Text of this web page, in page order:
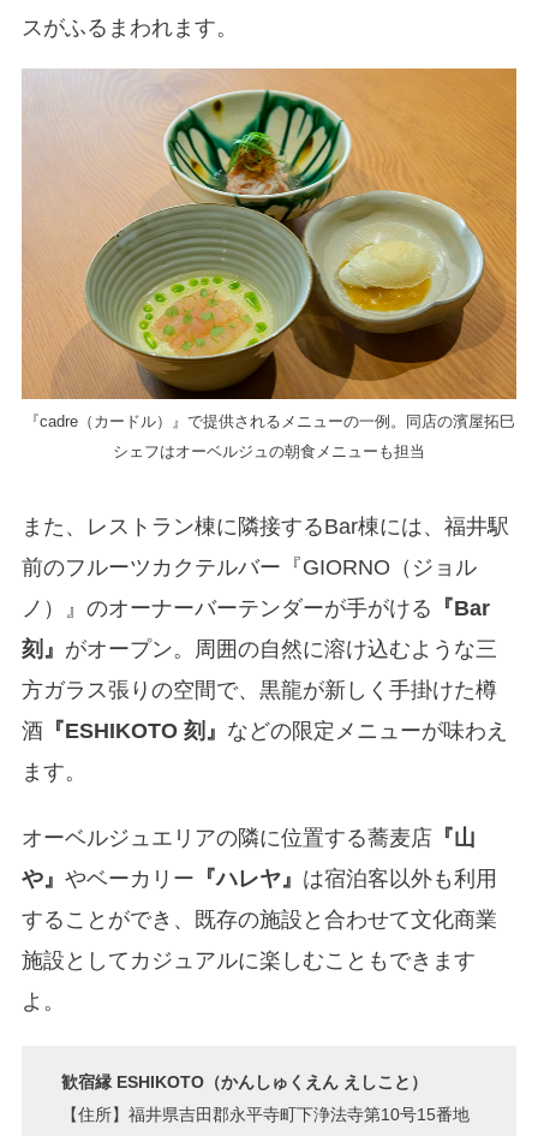
スがふるまわれます。
『cadre（カードル）』で提供されるメニューの一例。同店の濱屋拓巳
シェフはオーベルジュの朝食メニューも担当
また、レストラン棟に隣接するBar棟には、福井駅
前のフルーツカクテルバー『GIORNO（ジョル
ノ）』のオーナーバーテンダーが手がける 『Bar
刻』 がオープン。周囲の自然に溶け込むような三
方ガラス張りの空間で、黒龍が新しく手掛けた樽
酒 『ESHIKOTO 刻』 などの限定メニューが味わえ
ます。
オーベルジュエリアの隣に位置する蕎麦店『山
や』 やベーカリー 『ハレヤ』 は宿泊客以外も利用
することができ、既存の施設と合わせて文化商業
施設としてカジュアルに楽しむこともできます
よ。
歓宿縁 ESHIKOTO（かんしゅくえん えしこと）
【住所】福井県吉田郡永平寺町下浄法寺第10号15番地